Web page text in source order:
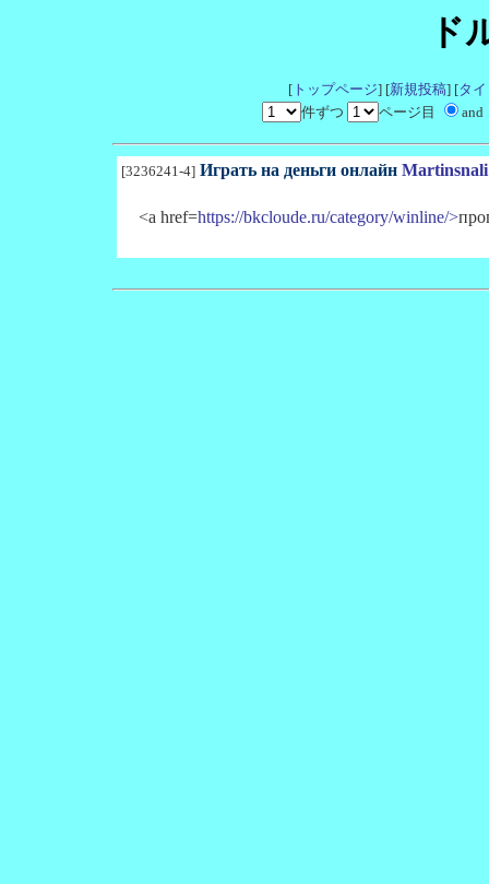
ド
[トップページ] [新規投稿] [タ
件ずつ
ページ目 and
[3236241-4] Играть на деньги онлайн Martinsnali
<a href=https://bkcloude.ru/category/winline/>